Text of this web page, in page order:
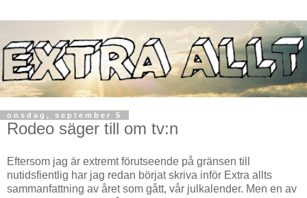
onsdag, september 5
Rodeo säger till om tv:n
Eftersom jag är extremt förutseende på gränsen till
nutidsfientlig har jag redan börjat skriva inför Extra allts
sammanfattning av året som gått, vår julkalender. Men en av